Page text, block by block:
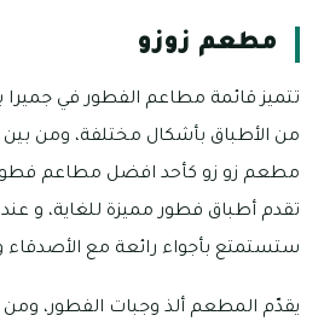
مطعم زوزو
تتميز قائمة مطاعم الفطور في
من الأطباق بأشكال مختلفة، ومن بين
مطعم زو زو كأحد افضل مطاعم فطور
تقدم أطباق فطور مميزة للغاية، و
ستستمتع بأجواء رائعة مع الأصدقاء
يقدّم المطعم ألذ وجبات الفطور، ومن